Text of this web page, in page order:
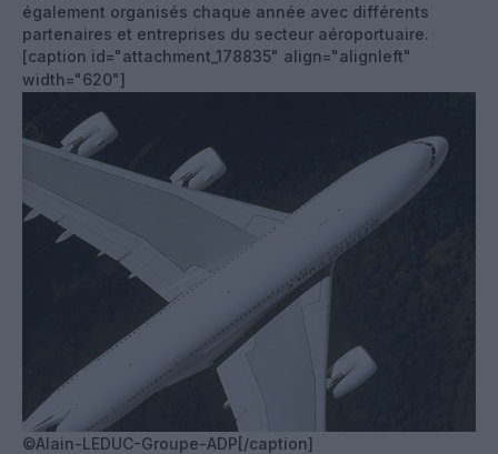
également organisés chaque année avec différents
partenaires et entreprises du secteur aéroportuaire.
[caption id="attachment_178835" align="alignleft"
width="620"]
©Alain-LEDUC-Groupe-ADP[/caption]